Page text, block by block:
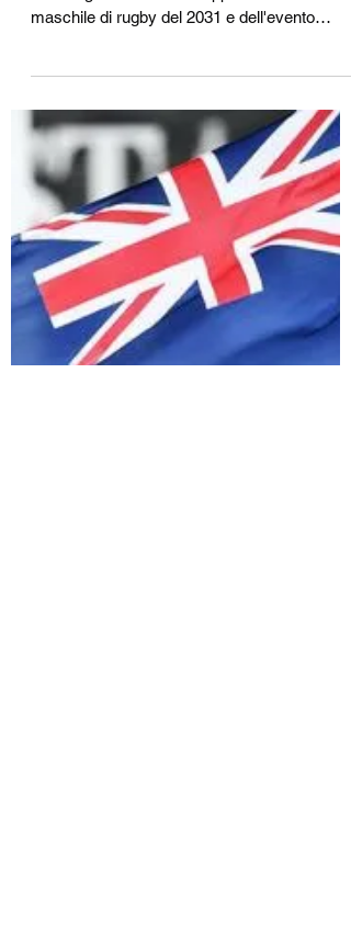
2033, dovrebbero costare $
all'assegnazione della Coppa del mondo
maschile di rugby del 2031 e dell'evento
femminile del 2033, con...